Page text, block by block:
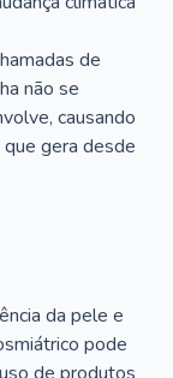
de
não se
causando
gera desde
da pele e
pode